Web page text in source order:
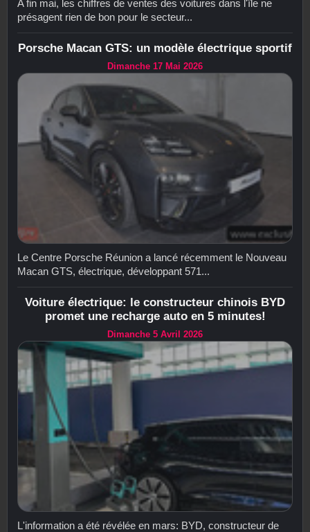
A fin mai, les chiffres de ventes des voitures dans l'île ne
présagent rien de bon pour le secteur...
Porsche Macan GTS: un modèle électrique sportif
Dimanche 17 Mai 2026
Le Centre Porsche Réunion a lancé récemment le Nouveau
Macan GTS, électrique, développant 571...
Voiture électrique: le constructeur chinois BYD
promet une recharge auto en 5 minutes!
Dimanche 5 Avril 2026
L'information a été révélée en mars: BYD, constructeur de